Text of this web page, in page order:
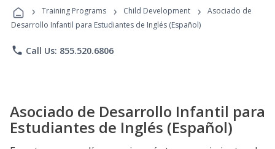
Programs
› Training Programs › Child Development ›
Asociado de
Desarrollo Infantil para Estudiantes de Inglés (Español)
phone Call Us: 855.520.6806
Asociado de Desarrollo Infantil para
Estudiantes de Inglés (Español)